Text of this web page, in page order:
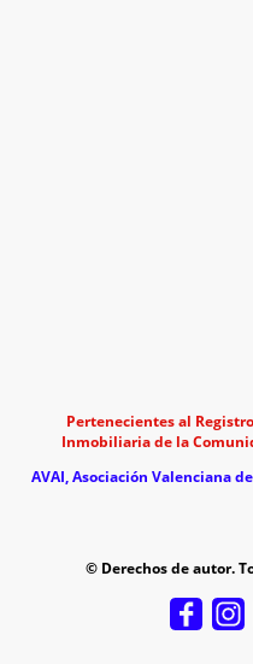
Pertenecientes al
Inmobiliaria de la
AVAI, Asociación Valenciana
© Derechos de autor.